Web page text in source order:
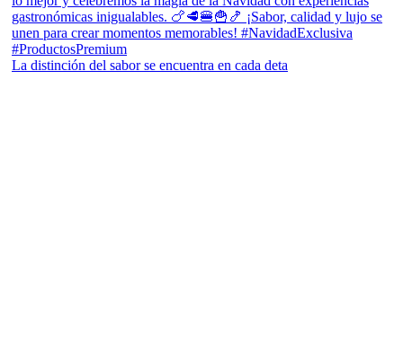
La distinción del sabor se encuentra en cada deta